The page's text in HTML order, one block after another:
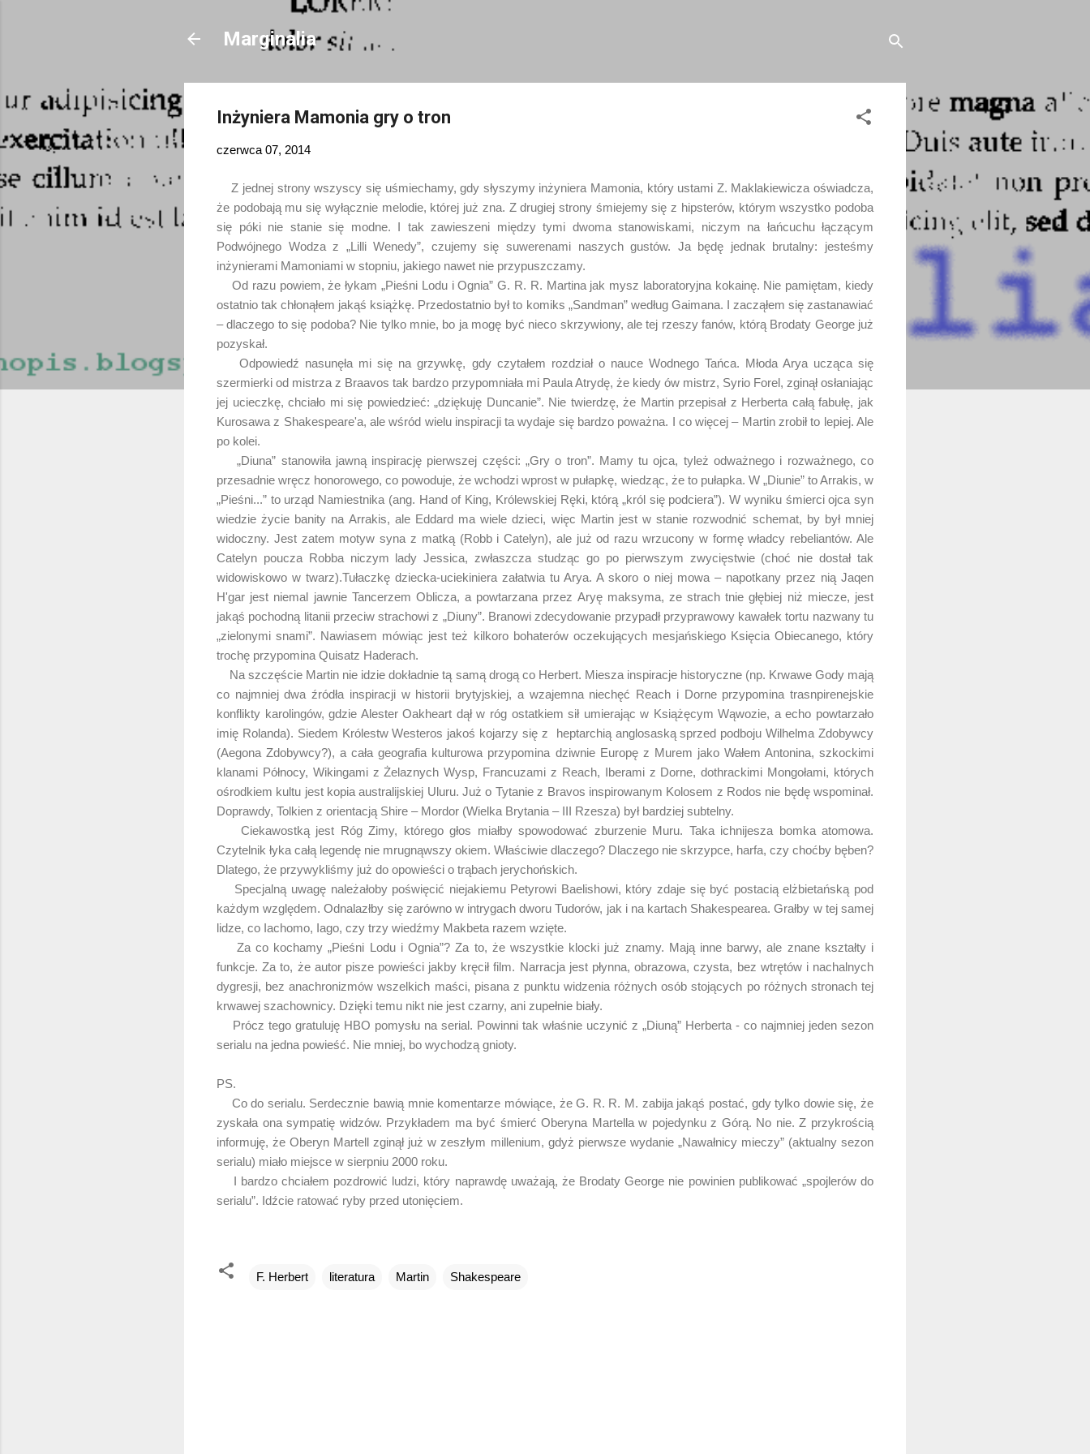
Marginalia
Inżyniera Mamonia gry o tron
czerwca 07, 2014
Z jednej strony wszyscy się uśmiechamy, gdy słyszymy inżyniera Mamonia, który ustami Z. Maklakiewicza oświadcza,
że podobają mu się wyłącznie melodie, której już zna. Z drugiej strony śmiejemy się z hipsterów, którym wszystko podoba
się póki nie stanie się modne. I tak zawieszeni między tymi dwoma stanowiskami, niczym na łańcuchu łączącym
Podwójnego Wodza z „Lilli Wenedy”, czujemy się suwerenami naszych gustów. Ja będę jednak brutalny: jesteśmy
inżynierami Mamoniami w stopniu, jakiego nawet nie przypuszczamy.
Od razu powiem, że łykam „Pieśni Lodu i Ognia” G. R. R. Martina jak mysz laboratoryjna kokainę. Nie pamiętam, kiedy
ostatnio tak chłonąłem jakąś książkę. Przedostatnio był to komiks „Sandman” według Gaimana. I zacząłem się zastanawiać
– dlaczego to się podoba? Nie tylko mnie, bo ja mogę być nieco skrzywiony, ale tej rzeszy fanów, którą Brodaty George już
pozyskał.
Odpowiedź nasunęła mi się na grzywkę, gdy czytałem rozdział o nauce Wodnego Tańca. Młoda Arya ucząca się
szermierki od mistrza z Braavos tak bardzo przypomniała mi Paula Atrydę, że kiedy ów mistrz, Syrio Forel, zginął osłaniając
jej ucieczkę, chciało mi się powiedzieć: „dziękuję Duncanie”. Nie twierdzę, że Martin przepisał z Herberta całą fabułę, jak
Kurosawa z Shakespeare'a, ale wśród wielu inspiracji ta wydaje się bardzo poważna. I co więcej – Martin zrobił to lepiej. Ale
po kolei.
„Diuna” stanowiła jawną inspirację pierwszej części: „Gry o tron”. Mamy tu ojca, tyleż odważnego i rozważnego, co
przesadnie wręcz honorowego, co powoduje, że wchodzi wprost w pułapkę, wiedząc, że to pułapka. W „Diunie” to Arrakis, w
„Pieśni...” to urząd Namiestnika (ang. Hand of King, Królewskiej Ręki, którą „król się podciera”). W wyniku śmierci ojca syn
wiedzie życie banity na Arrakis, ale Eddard ma wiele dzieci, więc Martin jest w stanie rozwodnić schemat, by był mniej
widoczny. Jest zatem motyw syna z matką (Robb i Catelyn), ale już od razu wrzucony w formę władcy rebeliantów. Ale
Catelyn poucza Robba niczym lady Jessica, zwłaszcza studząc go po pierwszym zwycięstwie (choć nie dostał tak
widowiskowo w twarz).Tułaczkę dziecka-uciekiniera załatwia tu Arya. A skoro o niej mowa – napotkany przez nią Jaqen
H'gar jest niemal jawnie Tancerzem Oblicza, a powtarzana przez Aryę maksyma, ze strach tnie głębiej niż miecze, jest
jakąś pochodną litanii przeciw strachowi z „Diuny”. Branowi zdecydowanie przypadł przyprawowy kawałek tortu nazwany tu
„zielonymi snami”. Nawiasem mówiąc jest też kilkoro bohaterów oczekujących mesjańskiego Księcia Obiecanego, który
trochę przypomina Quisatz Haderach.
Na szczęście Martin nie idzie dokładnie tą samą drogą co Herbert. Miesza inspiracje historyczne (np. Krwawe Gody mają
co najmniej dwa źródła inspiracji w historii brytyjskiej, a wzajemna niechęć Reach i Dorne przypomina trasnpirenejskie
konflikty karolingów, gdzie Alester Oakheart dął w róg ostatkiem sił umierając w Książęcym Wąwozie, a echo powtarzało
imię Rolanda). Siedem Królestw Westeros jakoś kojarzy się z heptarchią anglosaską sprzed podboju Wilhelma Zdobywcy
(Aegona Zdobywcy?), a cała geografia kulturowa przypomina dziwnie Europę z Murem jako Wałem Antonina, szkockimi
klanami Północy, Wikingami z Żelaznych Wysp, Francuzami z Reach, Iberami z Dorne, dothrackimi Mongołami, których
ośrodkiem kultu jest kopia australijskiej Uluru. Już o Tytanie z Bravos inspirowanym Kolosem z Rodos nie będę wspominał.
Doprawdy, Tolkien z orientacją Shire – Mordor (Wielka Brytania – III Rzesza) był bardziej subtelny.
Ciekawostką jest Róg Zimy, którego głos miałby spowodować zburzenie Muru. Taka ichnijesza bomka atomowa.
Czytelnik łyka całą legendę nie mrugnąwszy okiem. Właściwie dlaczego? Dlaczego nie skrzypce, harfa, czy choćby bęben?
Dlatego, że przywykliśmy już do opowieści o trąbach jerychońskich.
Specjalną uwagę należałoby poświęcić niejakiemu Petyrowi Baelishowi, który zdaje się być postacią elżbietańską pod
każdym względem. Odnalazłby się zarówno w intrygach dworu Tudorów, jak i na kartach Shakespearea. Grałby w tej samej
lidze, co Iachomo, Iago, czy trzy wiedźmy Makbeta razem wzięte.
Za co kochamy „Pieśni Lodu i Ognia”? Za to, że wszystkie klocki już znamy. Mają inne barwy, ale znane kształty i
funkcje. Za to, że autor pisze powieści jakby kręcił film. Narracja jest płynna, obrazowa, czysta, bez wtrętów i nachalnych
dygresji, bez anachronizmów wszelkich maści, pisana z punktu widzenia różnych osób stojących po różnych stronach tej
krwawej szachownicy. Dzięki temu nikt nie jest czarny, ani zupełnie biały.
Prócz tego gratuluję HBO pomysłu na serial. Powinni tak właśnie uczynić z „Diuną” Herberta - co najmniej jeden sezon
serialu na jedna powieść. Nie mniej, bo wychodzą gnioty.
PS.
Co do serialu. Serdecznie bawią mnie komentarze mówiące, że G. R. R. M. zabija jakąś postać, gdy tylko dowie się, że
zyskała ona sympatię widzów. Przykładem ma być śmierć Oberyna Martella w pojedynku z Górą. No nie. Z przykrością
informuję, że Oberyn Martell zginął już w zeszłym millenium, gdyż pierwsze wydanie „Nawałnicy mieczy” (aktualny sezon
serialu) miało miejsce w sierpniu 2000 roku.
I bardzo chciałem pozdrowić ludzi, który naprawdę uważają, że Brodaty George nie powinien publikować „spojlerów do
serialu”. Idźcie ratować ryby przed utonięciem.
F. Herbert literatura Martin Shakespeare